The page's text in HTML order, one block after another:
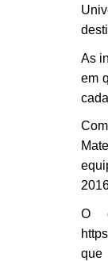
As
em
O
que